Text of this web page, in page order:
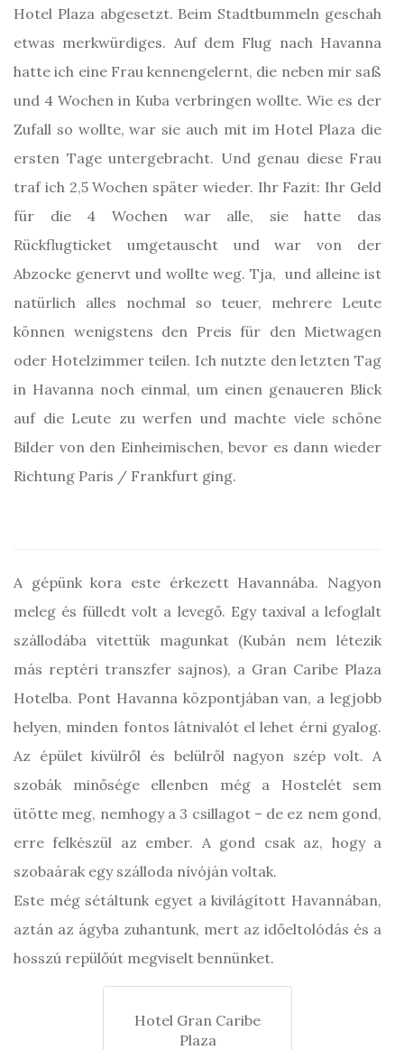
Hotel Plaza abgesetzt. Beim Stadtbummeln geschah
etwas merkwürdiges. Auf dem Flug nach Havanna
hatte ich eine Frau kennengelernt, die neben mir saß
und 4 Wochen in Kuba verbringen wollte. Wie es der
Zufall so wollte, war sie auch mit im Hotel Plaza die
ersten Tage untergebracht. Und genau diese Frau
traf ich 2,5 Wochen später wieder. Ihr Fazit: Ihr Geld
für die 4 Wochen war alle, sie hatte das
Rückflugticket umgetauscht und war von der
Abzocke genervt und wollte weg. Tja, und alleine ist
natürlich alles nochmal so teuer, mehrere Leute
können wenigstens den Preis für den Mietwagen
oder Hotelzimmer teilen. Ich nutzte den letzten Tag
in Havanna noch einmal, um einen genaueren Blick
auf die Leute zu werfen und machte viele schöne
Bilder von den Einheimischen, bevor es dann wieder
Richtung Paris / Frankfurt ging.
A gépünk kora este érkezett Havannába. Nagyon
meleg és fülledt volt a levegő. Egy taxival a lefoglalt
szállodába vitettük magunkat (Kubán nem létezik
más reptéri transzfer sajnos), a Gran Caribe Plaza
Hotelba. Pont Havanna központjában van, a legjobb
helyen, minden fontos látnivalót el lehet érni gyalog.
Az épület kívülről és belülről nagyon szép volt. A
szobák minősége ellenben még a Hostelét sem
ütötte meg, nemhogy a 3 csillagot – de ez nem gond,
erre felkészül az ember. A gond csak az, hogy a
szobaárak egy szálloda nívóján voltak.
Este még sétáltunk egyet a kivilágított Havannában,
aztán az ágyba zuhantunk, mert az időeltolódás és a
hosszú repülőút megviselt bennünket.
Hotel Gran Caribe
Plaza